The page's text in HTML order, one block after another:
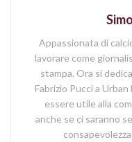
Appassionata di
lavorare come
stampa. Ora si
Fabrizio Pucci a
essere utile alla
anche se ci saranno